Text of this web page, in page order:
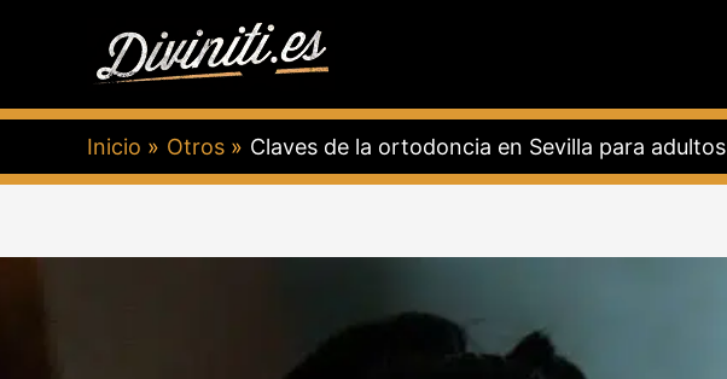
Inicio Otros Claves de la ortodoncia en Sevilla para adultos